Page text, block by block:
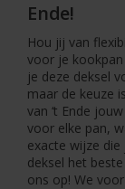
Ende!
Hou jij van
voor je
je deze deksel
maar de keuze
van ‘t Ende
voor elke pan,
exacte wijze
deksel het
ons op! We